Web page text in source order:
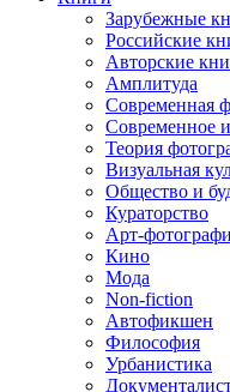
Зарубежные
Российские
Авторские
Амплитуда
Современная
Современное
Теория
Визуальная
Общество и
Кураторство
Арт-
Кино
Мода
Non-fiction
Автофикшен
Философия
Урбанистика